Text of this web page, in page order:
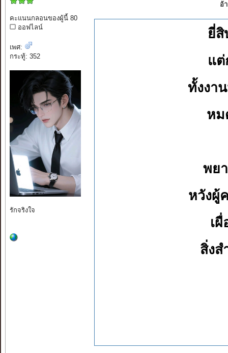
คะแนนกลอนของผู้นี้ 80
ออฟไลน์
เพศ:
กระทู้: 352
รักจริงใจ
อ้
ยี่สิ
แต่
ทั้งงา
หม
พย
หวังผู้
เ
สิ่ง